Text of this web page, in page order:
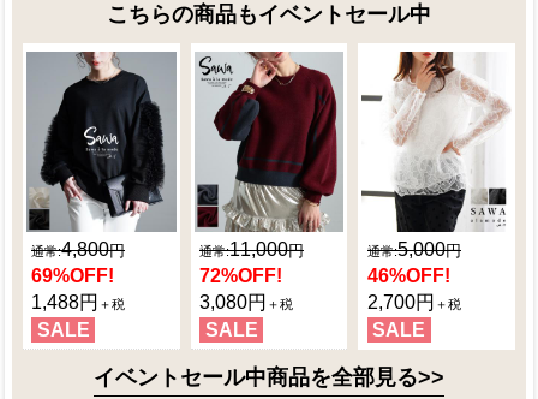
こちらの商品もイベントセール中
4,800
69%OFF!
1,488円
SALE
11,000
72%OFF!
3,080円
SALE
5,000
46%OFF!
2,700円
SALE
イベントセール中商品を全部見る>>